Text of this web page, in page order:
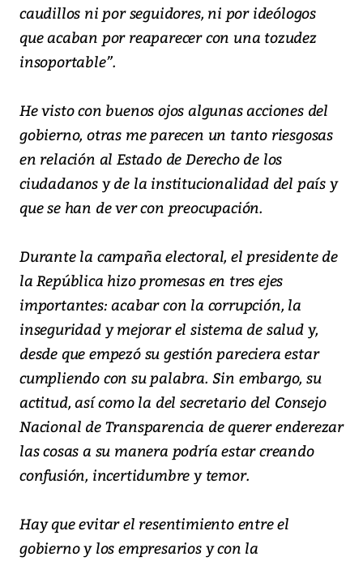
caudillos ni por seguidores, ni por ideólogos
que acaban por reaparecer con una tozudez
insoportable”.
He visto con buenos ojos algunas acciones del
gobierno, otras me parecen un tanto riesgosas
en relación al Estado de Derecho de los
ciudadanos y de la institucionalidad del país y
que se han de ver con preocupación.
Durante la campaña electoral, el presidente de
la República hizo promesas en tres ejes
importantes: acabar con la corrupción, la
inseguridad y mejorar el sistema de salud y,
desde que empezó su gestión pareciera estar
cumpliendo con su palabra. Sin embargo, su
actitud, así como la del secretario del Consejo
Nacional de Transparencia de querer enderezar
las cosas a su manera podría estar creando
confusión, incertidumbre y temor.
Hay que evitar el resentimiento entre el
gobierno y los empresarios y con la